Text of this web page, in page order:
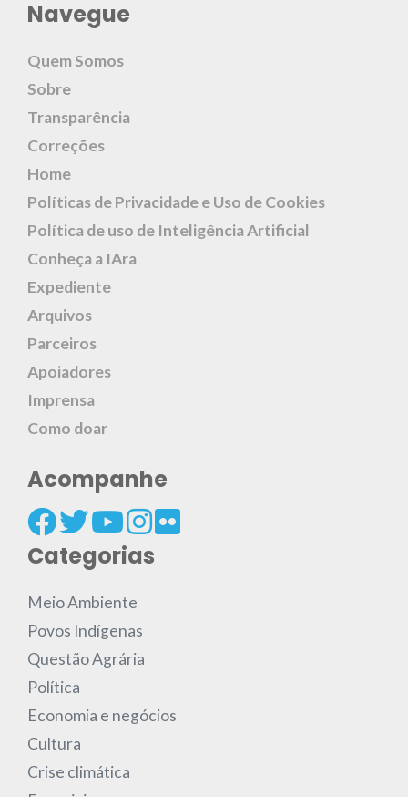
Navegue
Quem Somos
Sobre
Transparência
Correções
Home
Políticas de Privacidade e Uso de Cookies
Política de uso de Inteligência Artificial
Conheça a IAra
Expediente
Arquivos
Parceiros
Apoiadores
Imprensa
Como doar
Acompanhe
Categorias
Meio Ambiente
Povos Indígenas
Questão Agrária
Política
Economia e negócios
Cultura
Crise climática